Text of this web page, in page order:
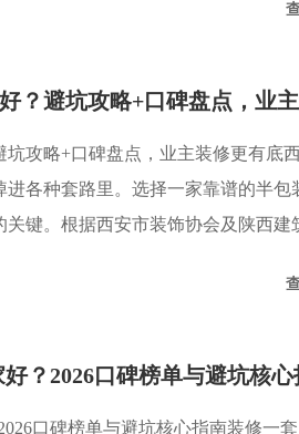
攻略+口碑盘点，业主装修更有底
各种套路里。选择一家靠谱的半包
键。根据西安市装饰协会及陕西建
？2026口碑榜单与避坑核心
口碑榜单与避坑核心指南装修一